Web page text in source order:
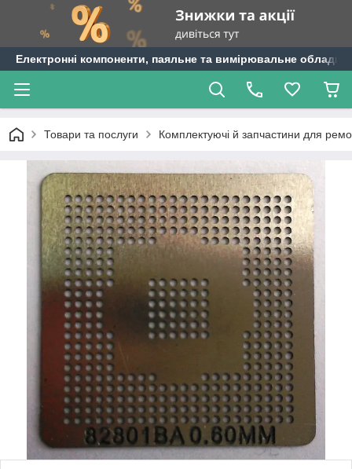
Електронні компоненти, паяльне та вимірювальне
Товари та послуги Комплектуючі й запчастини для